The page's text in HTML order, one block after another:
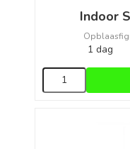
Indoor
1 dag